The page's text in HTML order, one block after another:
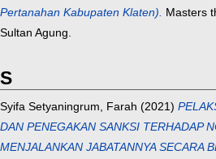
Pertanahan Kabupaten Klaten). Masters
Sultan Agung.
S
Syifa Setyaningrum, Farah (2021)
DAN PENEGAKAN SANKSI TERHADAP
MENJALANKAN JABATANNYA SECARA